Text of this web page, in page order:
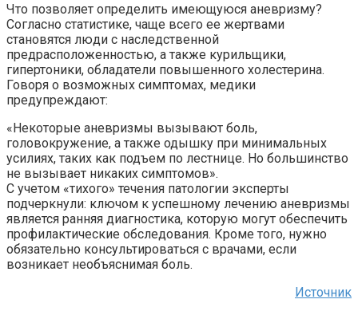
Что позволяет определить имеющуюся аневризму?
Согласно статистике, чаще всего ее жертвами
становятся люди с наследственной
предрасположенностью, а также курильщики,
гипертоники, обладатели повышенного холестерина.
Говоря о возможных симптомах, медики
предупреждают:
«Некоторые аневризмы вызывают боль,
головокружение, а также одышку при минимальных
усилиях, таких как подъем по лестнице. Но большинство
не вызывает никаких симптомов».
С учетом «тихого» течения патологии эксперты
подчеркнули: ключом к успешному лечению аневризмы
является ранняя диагностика, которую могут обеспечить
профилактические обследования. Кроме того, нужно
обязательно консультироваться с врачами, если
возникает необъяснимая боль.
Источник